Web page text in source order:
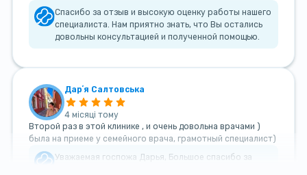
Спасибо за отзыв и высокую оценку работы нашего
специалиста. Нам приятно знать, что Вы остались
довольны консультацией и полученной помощью.
Дарʼя Салтовська
4 місяці тому
Второй раз в этой клинике , и очень довольна врачами )
была на приеме у семейного врача, грамотный специалист)
Уважаемая госпожа Дарья, Большое спасибо за